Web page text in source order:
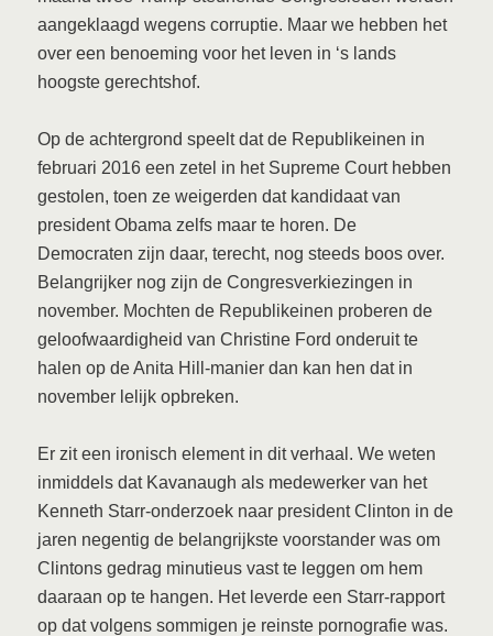
aangeklaagd wegens corruptie. Maar we hebben het
over een benoeming voor het leven in ‘s lands
hoogste gerechtshof.
Op de achtergrond speelt dat de Republikeinen in
februari 2016 een zetel in het Supreme Court hebben
gestolen, toen ze weigerden dat kandidaat van
president Obama zelfs maar te horen. De
Democraten zijn daar, terecht, nog steeds boos over.
Belangrijker nog zijn de Congresverkiezingen in
november. Mochten de Republikeinen proberen de
geloofwaardigheid van Christine Ford onderuit te
halen op de Anita Hill-manier dan kan hen dat in
november lelijk opbreken.
Er zit een ironisch element in dit verhaal. We weten
inmiddels dat Kavanaugh als medewerker van het
Kenneth Starr-onderzoek naar president Clinton in de
jaren negentig de belangrijkste voorstander was om
Clintons gedrag minutieus vast te leggen om hem
daaraan op te hangen. Het leverde een Starr-rapport
op dat volgens sommigen je reinste pornografie was.